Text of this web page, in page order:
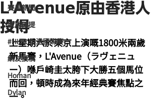
賽馬新聞
競馬磚提
#HKIR 香港國際賽
網友投稿
Homan
Dylan
L'Avenue原由香港人
投得
上星期六於東京上演嘅1800米兩歲
新馬賽，L'Avenue（ラヴェニュ
ー）喺戶崎圭太胯下大勝五個馬位
而回，頓時成為來年經典賽焦點之
一。